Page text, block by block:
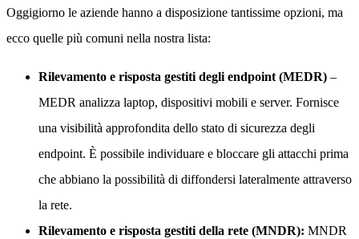
Oggigiorno le aziende hanno a disposizione tantissime opzioni, ma
ecco quelle più comuni nella nostra lista:
Rilevamento e risposta gestiti degli endpoint (MEDR) –
MEDR analizza laptop, dispositivi mobili e server. Fornisce
una visibilità approfondita dello stato di sicurezza degli
endpoint. È possibile individuare e bloccare gli attacchi prima
che abbiano la possibilità di diffondersi lateralmente attraverso
la rete.
Rilevamento e risposta gestiti della rete (MNDR): MNDR